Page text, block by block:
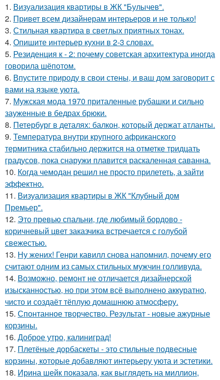
1. Визуализация квартиры в ЖК "Булычев".
2. Привет всем дизайнерам интерьеров и не только!
3. Стильная квартира в светлых приятных тонах.
4. Опишите интерьер кухни в 2-3 словах.
5. Резиденция к - 2: почему советская архитектура иногда
говорила шёпотом.
6. Впустите природу в свои стены, и ваш дом заговорит с
вами на языке уюта.
7. Мужская мода 1970 приталенные рубашки и сильно
зауженные в бедрах брюки.
8. Петербург в деталях: балкон, который держат атланты.
9. Температура внутри крупного африканского
термитника стабильно держится на отметке тридцать
градусов, пока снаружи плавится раскаленная саванна.
10. Когда чемодан решил не просто прилететь, а зайти
эффектно.
11. Визуализация квартиры в ЖК "Клубный дом
Премьер".
12. Это превью спальни, где любимый бордово -
коричневый цвет заказчика встречается с голубой
свежестью.
13. Ну жених! Генри кавилл снова напомнил, почему его
считают одним из самых стильных мужчин голливуда.
14. Возможно, ремонт не отличается дизайнерской
изысканностью, но при этом всё выполнено аккуратно,
чисто и создаёт тёплую домашнюю атмосферу.
15. Спонтанное творчество. Результат - новые ажурные
корзины.
16. Доброе утро, калиниград!
17. Плетёные дорбаскеты - это стильные подвесные
корзины, которые добавляют интерьеру уюта и эстетики.
18. Ирина шейк показала, как выглядеть на миллион,